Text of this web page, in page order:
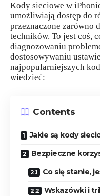
Kody sieciowe w
umożliwiają dostęp do
przeznaczone zarówno
techników. To jest coś,
diagnozowaniu
dostosowywaniu
najpopularniejszych
wiedzieć:
Contents
Jakie są kody
Bezpieczne
Co się stanie,
Wskazówki i